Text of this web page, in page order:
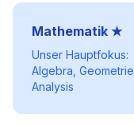
Mathematik ★
Unser Hauptfokus:
Algebra, Geometrie,
Analysis